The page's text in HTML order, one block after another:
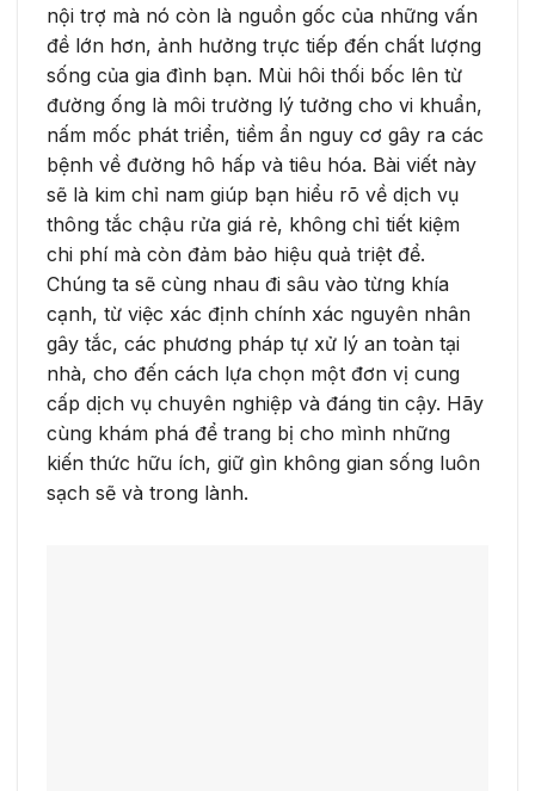
nội trợ mà nó còn là nguồn gốc của những vấn
đề lớn hơn, ảnh hưởng trực tiếp đến chất lượng
sống của gia đình bạn. Mùi hôi thối bốc lên từ
đường ống là môi trường lý tưởng cho vi khuẩn,
nấm mốc phát triển, tiềm ẩn nguy cơ gây ra các
bệnh về đường hô hấp và tiêu hóa. Bài viết này
sẽ là kim chỉ nam giúp bạn hiểu rõ về dịch vụ
thông tắc chậu rửa giá rẻ, không chỉ tiết kiệm
chi phí mà còn đảm bảo hiệu quả triệt để.
Chúng ta sẽ cùng nhau đi sâu vào từng khía
cạnh, từ việc xác định chính xác nguyên nhân
gây tắc, các phương pháp tự xử lý an toàn tại
nhà, cho đến cách lựa chọn một đơn vị cung
cấp dịch vụ chuyên nghiệp và đáng tin cậy. Hãy
cùng khám phá để trang bị cho mình những
kiến thức hữu ích, giữ gìn không gian sống luôn
sạch sẽ và trong lành.